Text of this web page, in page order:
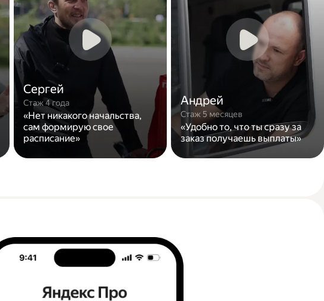
Сергей
Стаж 4 года
«Нет никакого начальства,
сам формирую свое
расписание»
Андрей
Стаж 5 месяцев
«Удобно то, что ты сразу за
заказ получаешь выплаты»